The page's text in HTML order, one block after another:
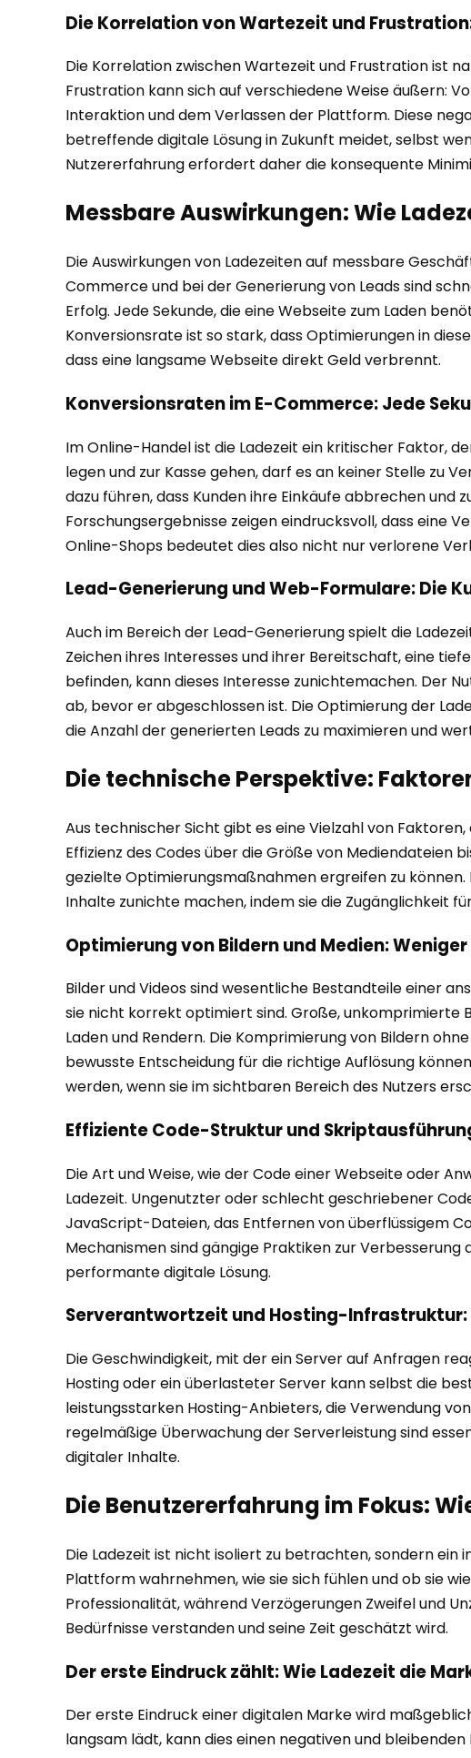
Die Korrelation von Wartezeit und
Die Korrelation zwischen Wartezeit und Frustration ist
Frustration kann sich auf verschiedene Weise äußern:
Interaktion und dem Verlassen der Plattform. Diese
betreffende digitale Lösung in Zukunft meidet, selbst
Nutzererfahrung erfordert daher die konsequente
Messbare Auswirkungen: Wie
Die Auswirkungen von Ladezeiten auf messbare
Commerce und bei der Generierung von Leads sind
Erfolg. Jede Sekunde, die eine Webseite zum Laden
Konversionsrate ist so stark, dass Optimierungen in
dass eine langsame Webseite direkt Geld verbrennt.
Konversionsraten im E-Commerce: Jede
Im Online-Handel ist die Ladezeit ein kritischer Faktor,
legen und zur Kasse gehen, darf es an keiner Stelle zu
dazu führen, dass Kunden ihre Einkäufe abbrechen
Forschungsergebnisse zeigen eindrucksvoll, dass eine
Online-Shops bedeutet dies also nicht nur verlorene
Lead-Generierung und Web-Formulare: Die
Auch im Bereich der Lead-Generierung spielt die
Zeichen ihres Interesses und ihrer Bereitschaft, eine
befinden, kann dieses Interesse zunichtemachen. Der
ab, bevor er abgeschlossen ist. Die Optimierung der
die Anzahl der generierten Leads zu maximieren und
Die technische Perspektive:
Aus technischer Sicht gibt es eine Vielzahl von
Effizienz des Codes über die Größe von Mediendateien
gezielte Optimierungsmaßnahmen ergreifen zu
Inhalte zunichte machen, indem sie die Zugänglichkeit
Optimierung von Bildern und Medien:
Bilder und Videos sind wesentliche Bestandteile einer
sie nicht korrekt optimiert sind. Große, unkomprimierte
Laden und Rendern. Die Komprimierung von Bildern
bewusste Entscheidung für die richtige Auflösung
werden, wenn sie im sichtbaren Bereich des Nutzers
Effiziente Code-Struktur und
Die Art und Weise, wie der Code einer Webseite oder
Ladezeit. Ungenutzter oder schlecht geschriebener
JavaScript-Dateien, das Entfernen von überflüssigem
Mechanismen sind gängige Praktiken zur
performante digitale Lösung.
Serverantwortzeit und Hosting-Infrastruktur:
Die Geschwindigkeit, mit der ein Server auf Anfragen
Hosting oder ein überlasteter Server kann selbst die
leistungsstarken Hosting-Anbieters, die Verwendung
regelmäßige Überwachung der Serverleistung sind
digitaler Inhalte.
Die Benutzererfahrung im Fokus:
Die Ladezeit ist nicht isoliert zu betrachten, sondern
Plattform wahrnehmen, wie sie sich fühlen und ob sie
Professionalität, während Verzögerungen Zweifel und
Bedürfnisse verstanden und seine Zeit geschätzt wird.
Der erste Eindruck zählt: Wie Ladezeit die
Der erste Eindruck einer digitalen Marke wird
langsam lädt, kann dies einen negativen und